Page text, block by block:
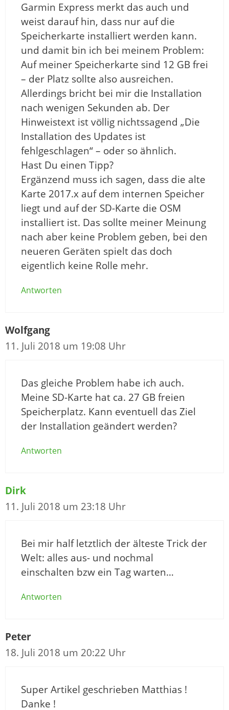
Garmin Express merkt das auch und
weist darauf hin, dass nur auf die
Speicherkarte installiert werden kann.
und damit bin ich bei meinem Problem:
Auf meiner Speicherkarte sind 12 GB frei
– der Platz sollte also ausreichen.
Allerdings bricht bei mir die Installation
nach wenigen Sekunden ab. Der
Hinweistext ist völlig nichtssagend „Die
Installation des Updates ist
fehlgeschlagen“ – oder so ähnlich.
Hast Du einen Tipp?
Ergänzend muss ich sagen, dass die alte
Karte 2017.x auf dem internen Speicher
liegt und auf der SD-Karte die OSM
installiert ist. Das sollte meiner Meinung
nach aber keine Problem geben, bei den
neueren Geräten spielt das doch
eigentlich keine Rolle mehr.
Antworten
Wolfgang
11. Juli 2018 um 19:08 Uhr
Das gleiche Problem habe ich auch.
Meine SD-Karte hat ca. 27 GB freien
Speicherplatz. Kann eventuell das Ziel
der Installation geändert werden?
Antworten
Dirk
11. Juli 2018 um 23:18 Uhr
Bei mir half letztlich der älteste Trick der
Welt: alles aus- und nochmal
einschalten bzw ein Tag warten…
Antworten
Peter
18. Juli 2018 um 20:22 Uhr
Super Artikel geschrieben Matthias !
Danke !